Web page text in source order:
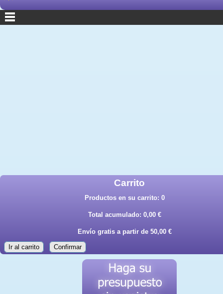
Carrito
Productos en su carrito: 0
Total acumulado: 0,00 €
Envío gratis a partir de 50,00 €
Ir al carrito Confirmar